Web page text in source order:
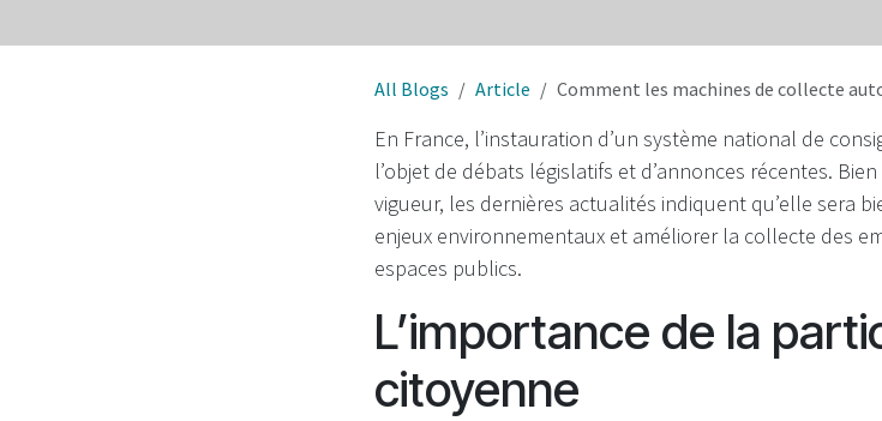
All Blogs Article Comment les machines de collecte
En France, l’instauration d’un système national de
l’objet de débats législatifs et d’annonces récentes.
vigueur, les dernières actualités indiquent qu’elle sera
enjeux environnementaux et améliorer la collecte des
espaces publics.
L’importance de la
citoyenne